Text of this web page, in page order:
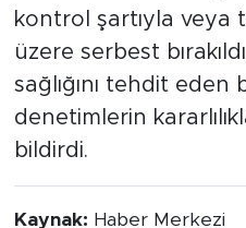
kontrol şartıyla veya
üzere serbest
sağlığını tehdit eden
denetimlerin
bildirdi.
Kaynak: Haber Merkezi